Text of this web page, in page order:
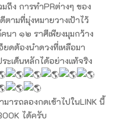
ถึง การทำPRต่างๆ ของ
ามที่มุ่งหมายวางเป้าไว้
นา ๑๒ ราศีเพียงมุมกว้าง
ยดต้องนำดวงที่เหลือมา
เด็นหลักได้อย่างแท้จริง
ารถลองกดเข้าไปในLINK นี้
ได้ครับ